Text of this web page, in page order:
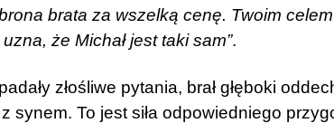
brata za wszelką cenę. Twoim
że Michał jest taki sam”.
złośliwe pytania, brał głęboki
synem. To jest siła odpowiedniego